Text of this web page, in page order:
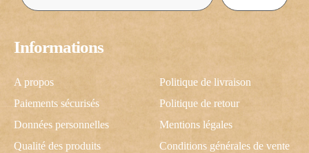
Informations
A propos
Paiements sécurisés
Données personnelles
Qualité des produits
Politique de livraison
Politique de retour
Mentions légales
Conditions générales de vente